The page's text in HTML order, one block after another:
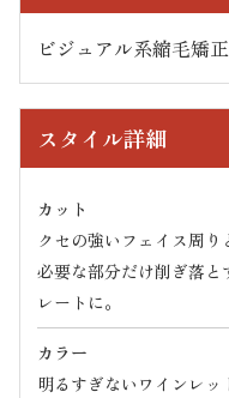
ビジュアル系縮毛矯
スタイル詳細
カット
クセの強いフェイス周
必要な部分だけ削ぎ落と
レートに。
カラー
明るすぎないワインレ